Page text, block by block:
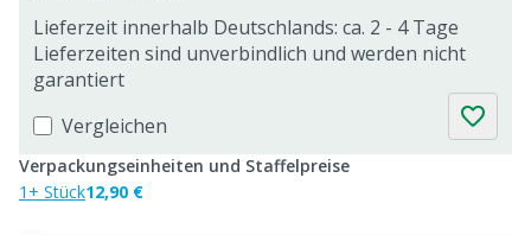
Lieferzeit innerhalb Deutschlands: ca. 2 - 4 Tage
Lieferzeiten sind unverbindlich und werden nicht
garantiert
Vergleichen
Verpackungseinheiten und Staffelpreise
1+ Stück12,90 €